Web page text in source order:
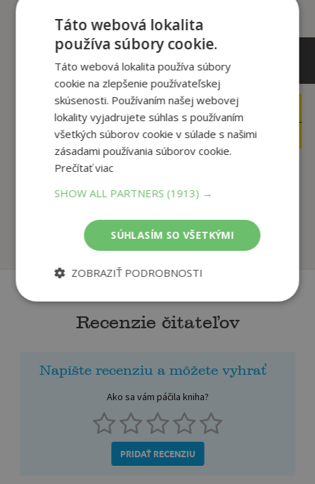
11
4 €
Babičkine jedlá bez
mäsa
Torty pre deti
Na sklade
Recenzie čitateľov
Napíšte recenziu a môžete vyhrať
Ako sa vám páčila kniha?
PRIDAŤ RECENZIU
Táto webová lokalita
používa súbory cookie.
Táto webová lokalita používa súbory
cookie na zlepšenie používateľskej
skúsenosti. Používaním našej webovej
lokality vyjadrujete súhlas s používaním
všetkých súborov cookie v súlade s našimi
zásadami používania súborov cookie.
Prečítať viac
SHOW ALL PARTNERS (1913) →
SÚHLASÍM SO VŠETKÝMI
ZOBRAZIŤ PODROBNOSTI